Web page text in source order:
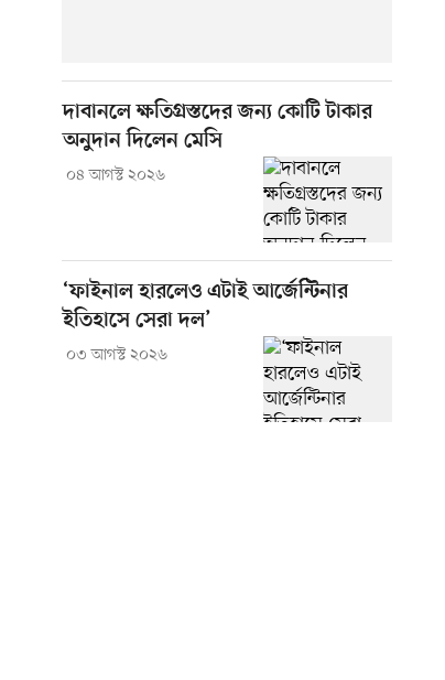
দাবানলে ক্ষতিগ্রস্তদের জন্য কোটি টাকার
অনুদান দিলেন মেসি
০৪ আগস্ট ২০২৬
‘ফাইনাল হারলেও এটাই আর্জেন্টিনার
ইতিহাসে সেরা দল’
০৩ আগস্ট ২০২৬